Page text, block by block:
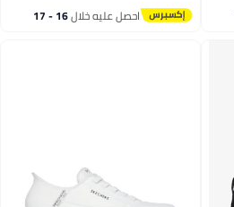
احصل عليه خلال 16 - 17